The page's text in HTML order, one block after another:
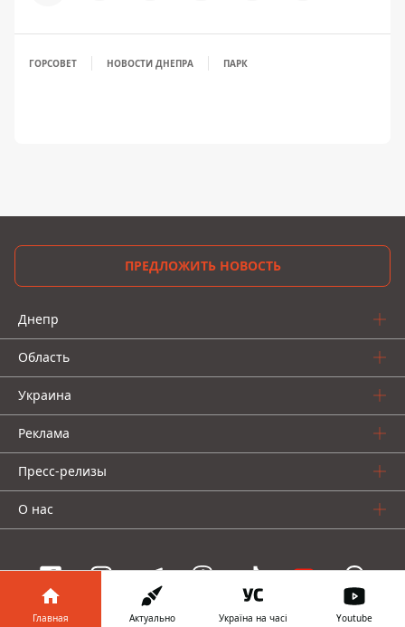
ГОРСОВЕТ НОВОСТИ ДНЕПРА ПАРК
ПРЕДЛОЖИТЬ НОВОСТЬ
Днепр
Область
Украина
Реклама
Пресс-релизы
О нас
Главная Актуально Україна на часі Youtube